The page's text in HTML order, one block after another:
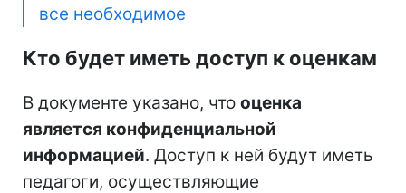
все необходимое
Кто будет иметь доступ к оценкам
В документе указано, что оценка
является конфиденциальной
информацией. Доступ к ней будут иметь
педагоги, осуществляющие